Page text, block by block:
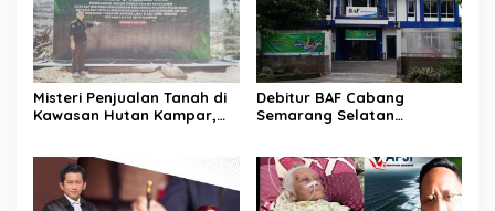
Misteri Penjualan Tanah di
Kawasan Hutan Kampar,
Debitur BAF Cabang
Semarang Selatan
Penipuan